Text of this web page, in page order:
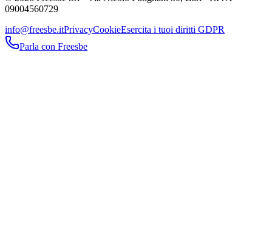
09004560729
info@freesbe.itPrivacyCookieEsercita i tuoi diritti GDPR
Parla con Freesbe